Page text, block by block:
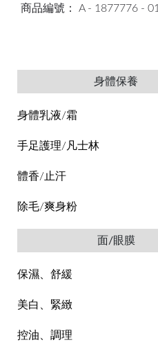
商品編號： A - 1877776 - 01
身體保養
身體乳液/霜
手足護理/凡士林
體香/止汗
除毛/爽身粉
面/眼膜
保濕、舒緩
美白、緊緻
控油、調理